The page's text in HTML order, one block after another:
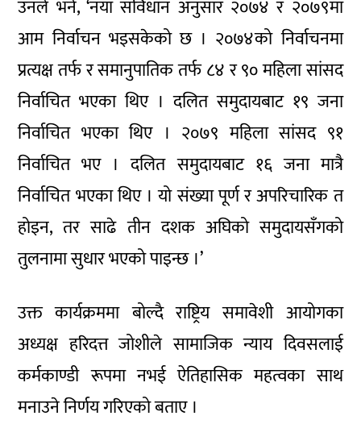
उनले भने, ‘नयाँ संविधान अनुसार २०७४ र २०७९मा
आम निर्वाचन भइसकेको छ । २०७४को निर्वाचनमा
प्रत्यक्ष तर्फ र समानुपातिक तर्फ ८४ र ९० महिला सांसद
निर्वाचित भएका थिए । दलित समुदायबाट १९ जना
निर्वाचित भएका थिए । २०७९ महिला सांसद ९१
निर्वाचित भए । दलित समुदायबाट १६ जना मात्रै
निर्वाचित भएका थिए । यो संख्या पूर्ण र अपरिचारिक त
होइन, तर साढे तीन दशक अघिको समुदायसँगको
तुलनामा सुधार भएको पाइन्छ ।’
उक्त कार्यक्रममा बोल्दै राष्ट्रिय समावेशी आयोगका
अध्यक्ष हरिदत्त जोशीले सामाजिक न्याय दिवसलाई
कर्मकाण्डी रूपमा नभई ऐतिहासिक महत्वका साथ
मनाउने निर्णय गरिएको बताए ।